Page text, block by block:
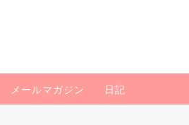
メールマガジン 日記